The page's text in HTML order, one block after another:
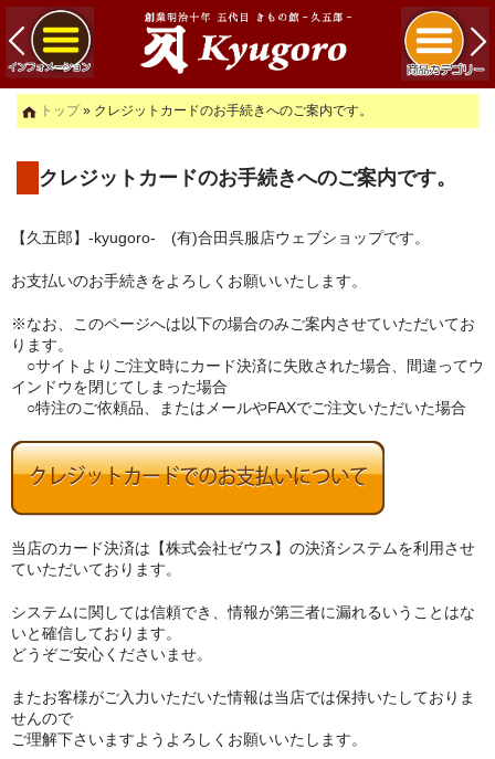
トップ» クレジットカードのお手続きへのご案内です。
クレジットカードのお手続きへのご案内です。
【久五郎】-kyugoro- (有)合田呉服店ウェブショップです。
お支払いのお手続きをよろしくお願いいたします。
※なお、このページへは以下の場合のみご案内させていただいてお
ります。
○サイトよりご注文時にカード決済に失敗された場合、間違ってウ
インドウを閉じてしまった場合
○特注のご依頼品、またはメールやFAXでご注文いただいた場合
当店のカード決済は【株式会社ゼウス】の決済システムを利用させ
ていただいております。
システムに関しては信頼でき、情報が第三者に漏れるいうことはな
いと確信しております。
どうぞご安心くださいませ。
またお客様がご入力いただいた情報は当店では保持いたしておりま
せんので
ご理解下さいますようよろしくお願いいたします。